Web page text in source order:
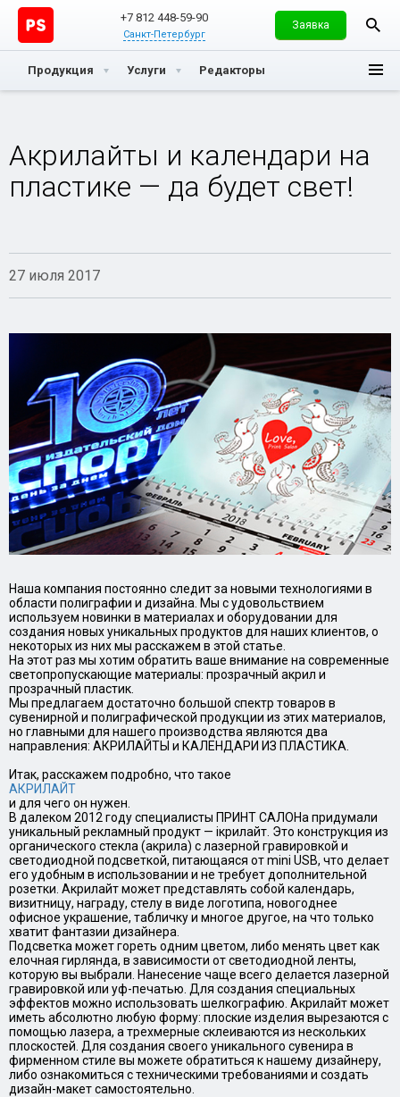
+7 812 448-59-90
Санкт-Петербург
Заявка
Продукция Услуги Редакторы
Акрилайты и календари на
пластике — да будет свет!
27 июля 2017
Наша компания постоянно следит за новыми технологиями в
области полиграфии и дизайна. Мы с удовольствием
используем новинки в материалах и оборудовании для
создания новых уникальных продуктов для наших клиентов, о
некоторых из них мы расскажем в этой статье.
На этот раз мы хотим обратить ваше внимание на современные
светопропускающие материалы: прозрачный акрил и
прозрачный пластик.
Мы предлагаем достаточно большой спектр товаров в
сувенирной и полиграфической продукции из этих материалов,
но главными для нашего производства являются два
направления: АКРИЛАЙТЫ и КАЛЕНДАРИ ИЗ ПЛАСТИКА.
Итак, расскажем подробно, что такое
АКРИЛАЙТ
и для чего он нужен.
В далеком 2012 году специалисты ПРИНТ САЛОНа придумали
уникальный рекламный продукт — iкрилайт. Это конструкция из
органического стекла (акрила) с лазерной гравировкой и
светодиодной подсветкой, питающаяся от mini USB, что делает
его удобным в использовании и не требует дополнительной
розетки. Акрилайт может представлять собой календарь,
визитницу, награду, стелу в виде логотипа, новогоднее
офисное украшение, табличку и многое другое, на что только
хватит фантазии дизайнера.
Подсветка может гореть одним цветом, либо менять цвет как
елочная гирлянда, в зависимости от светодиодной ленты,
которую вы выбрали. Нанесение чаще всего делается лазерной
гравировкой или уф-печатью. Для создания специальных
эффектов можно использовать шелкографию. Акрилайт может
иметь абсолютно любую форму: плоские изделия вырезаются с
помощью лазера, а трехмерные склеиваются из нескольких
плоскостей. Для создания своего уникального сувенира в
фирменном стиле вы можете обратиться к нашему дизайнеру,
либо ознакомиться с техническими требованиями и создать
дизайн-макет самостоятельно.